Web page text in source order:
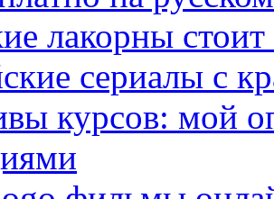
лакорны
сериалы с
курсов: мой